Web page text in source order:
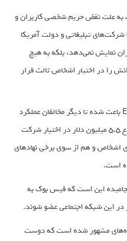
علت نقض حریم شخصی کاربران و
تبلیغاتی و دولت آمریکا
نمایش نمی‌دهد، بلکه به هیچ
را در اختیار اشخاص ثالث قرار
مجموعه این شعارهای تبلیغاتی مدیران Ello باعث شده تا دیگر مخالفان عملکرد
فیس بوک به آن کمک مالی کرده و در مجموع ۵.۵ میلیون دلار در اختیار شرکت
اشخاص و هم از سوی برخی نهادهای
است.
این است که فیس بوک به
در این شبکه اجتماعی عضو شوند.
مشهور شده است که دوست